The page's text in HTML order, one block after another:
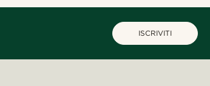
ISCRIVITI